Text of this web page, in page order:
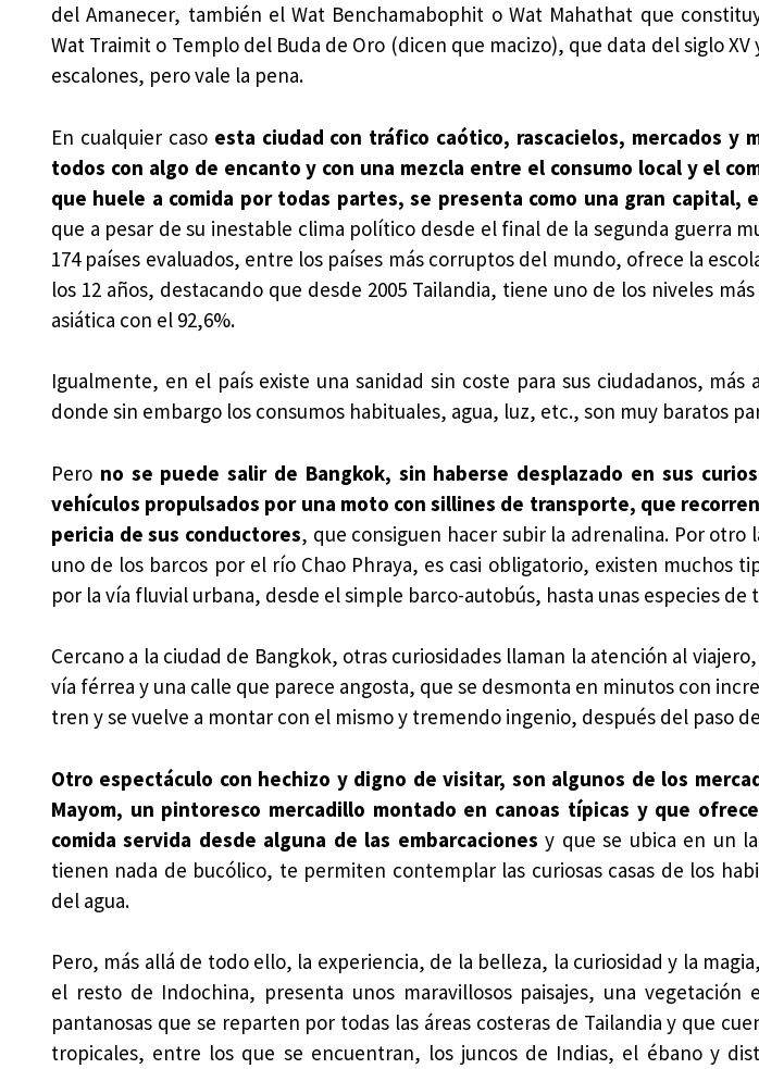
del Amanecer, también el Wat Benchamabophit o Wat Mahathat que
Wat Traimit o Templo del Buda de Oro (dicen que macizo), que data del siglo XV
escalones, pero vale la pena.
En cualquier caso esta ciudad con tráfico caótico, rascacielos, mercados y
todos con algo de encanto y con una mezcla entre el consumo local y el
que huele a comida por todas partes, se presenta como una gran capital,
que a pesar de su inestable clima político desde el final de la segunda guerra
174 países evaluados, entre los países más corruptos del mundo, ofrece la
los 12 años, destacando que desde 2005 Tailandia, tiene uno de los niveles
asiática con el 92,6%.
Igualmente, en el país existe una sanidad sin coste para sus ciudadanos,
donde sin embargo los consumos habituales, agua, luz, etc., son muy baratos
Pero no se puede salir de Bangkok, sin haberse desplazado en sus
vehículos propulsados por una moto con sillines de transporte, que
pericia de sus conductores, que consiguen hacer subir la adrenalina. Por
uno de los barcos por el río Chao Phraya, es casi obligatorio, existen muchos
por la vía fluvial urbana, desde el simple barco-autobús, hasta unas especies de
Cercano a la ciudad de Bangkok, otras curiosidades llaman la atención al
vía férrea y una calle que parece angosta, que se desmonta en minutos con
tren y se vuelve a montar con el mismo y tremendo ingenio, después del paso
Otro espectáculo con hechizo y digno de visitar, son algunos de los
Mayom, un pintoresco mercadillo montado en canoas típicas y que
comida servida desde alguna de las embarcaciones y que se ubica en un
tienen nada de bucólico, te permiten contemplar las curiosas casas de los
del agua.
Pero, más allá de todo ello, la experiencia, de la belleza, la curiosidad y la
el resto de Indochina, presenta unos maravillosos paisajes, una vegetación
pantanosas que se reparten por todas las áreas costeras de Tailandia y que
tropicales, entre los que se encuentran, los juncos de Indias, el ébano y